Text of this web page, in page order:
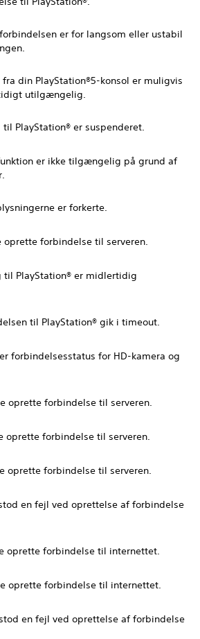
er for langsom eller ustabil
din PlayStation®5-konsol er muligvis
utilgængelig.
PlayStation® er suspenderet.
er ikke tilgængelig på grund af
er forkerte.
oprette forbindelse til serveren.
til PlayStation® er midlertidig
til PlayStation® gik i timeout.
forbindelsesstatus for HD-kamera og
oprette forbindelse til serveren.
oprette forbindelse til serveren.
oprette forbindelse til serveren.
en fejl ved oprettelse af forbindelse
oprette forbindelse til internettet.
oprette forbindelse til internettet.
en fejl ved oprettelse af forbindelse